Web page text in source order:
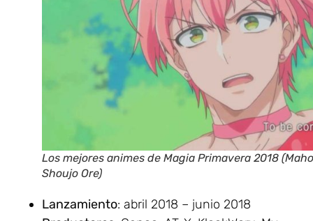
Los mejores animes de Magia Primavera 2018
Shoujo Ore)
Lanzamiento: abril 2018 – junio 2018